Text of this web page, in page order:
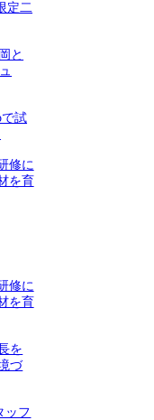
定二
と
試
修に
を育
修に
を育
を
づ
ッフ